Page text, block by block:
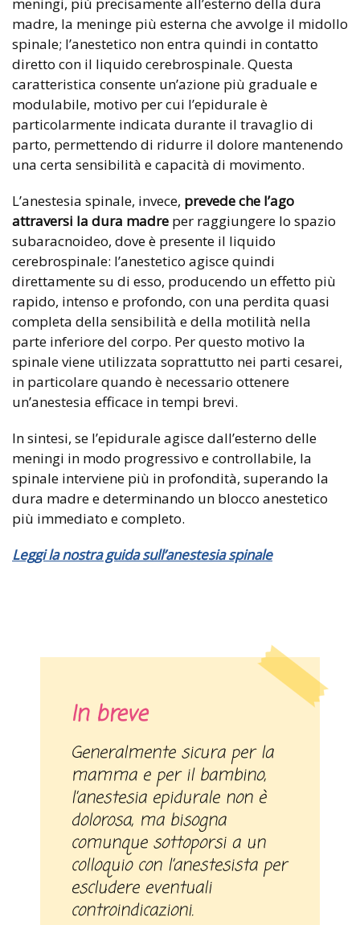
meningi, più precisamente all’esterno della dura
madre, la meninge più esterna che avvolge il midollo
spinale; l’anestetico non entra quindi in contatto
diretto con il liquido cerebrospinale. Questa
caratteristica consente un’azione più graduale e
modulabile, motivo per cui l’epidurale è
particolarmente indicata durante il travaglio di
parto, permettendo di ridurre il dolore mantenendo
una certa sensibilità e capacità di movimento.
L’anestesia spinale, invece, prevede che l’ago
attraversi la dura madre per raggiungere lo spazio
subaracnoideo, dove è presente il liquido
cerebrospinale: l’anestetico agisce quindi
direttamente su di esso, producendo un effetto più
rapido, intenso e profondo, con una perdita quasi
completa della sensibilità e della motilità nella
parte inferiore del corpo. Per questo motivo la
spinale viene utilizzata soprattutto nei parti cesarei,
in particolare quando è necessario ottenere
un’anestesia efficace in tempi brevi.
In sintesi, se l’epidurale agisce dall’esterno delle
meningi in modo progressivo e controllabile, la
spinale interviene più in profondità, superando la
dura madre e determinando un blocco anestetico
più immediato e completo.
Leggi la nostra guida sull’anestesia spinale
In breve
Generalmente sicura per la
mamma e per il bambino,
l’anestesia epidurale non è
dolorosa, ma bisogna
comunque sottoporsi a un
colloquio con l’anestesista per
escludere eventuali
controindicazioni.